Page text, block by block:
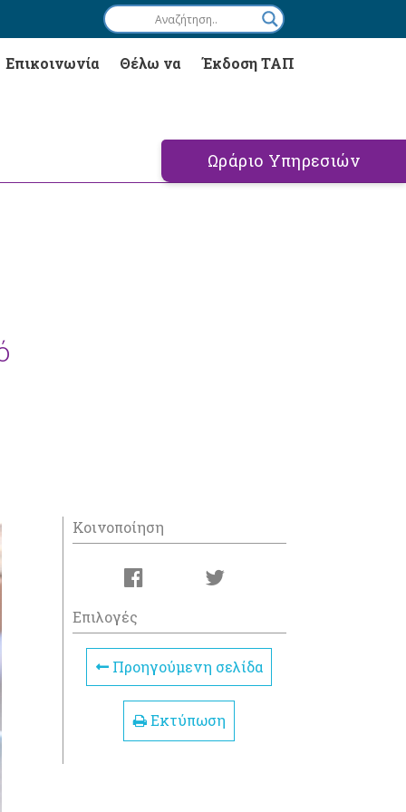
Επικοινωνία Θέλω να Έκδοση ΤΑΠ
Ωράριο Υπηρεσιών
Κοινοποίηση
Επιλογές
Προηγούμενη σελίδα
Εκτύπωση